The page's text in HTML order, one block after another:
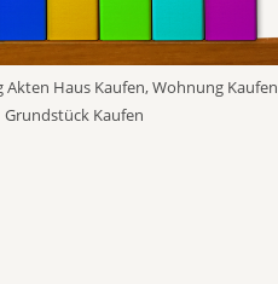
Haus Kaufen, Wohnung Kaufen
Grundstück Kaufen